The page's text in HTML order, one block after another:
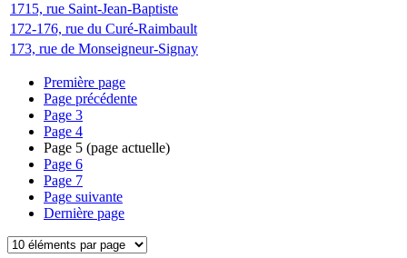
1715, rue Saint-Jean-Baptiste
172-176, rue du Curé-Raimbault
173, rue de Monseigneur-Signay
Première page
Page précédente
Page 3
Page 4
Page 5 (page actuelle)
Page 6
Page 7
Page suivante
Dernière page